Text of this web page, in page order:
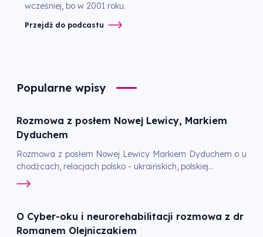
wcześniej, bo w 2001 roku.
Przejdź do podcastu
Popularne wpisy
Rozmowa z posłem Nowej Lewicy, Markiem
Dyduchem
Rozmowa z posłem Nowej Lewicy Markiem Dyduchem o u
chodźcach, relacjach polsko - ukraińskich, polskiej...
O Cyber-oku i neurorehabilitacji rozmowa z dr
Romanem Olejniczakiem